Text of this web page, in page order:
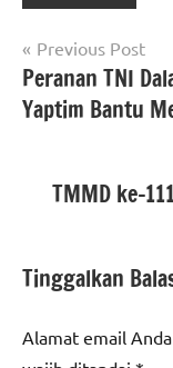
Navigasi
pos
Previous Post
Peranan TNI
Yaptim Bantu
TMMD ke-
Tinggalkan
Alamat email